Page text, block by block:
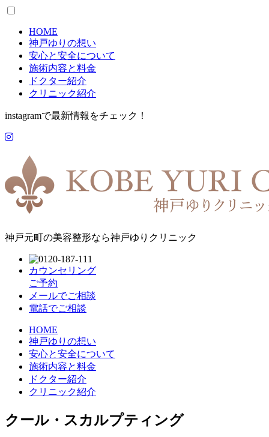
HOME
神戸ゆりの想い
安心と安全について
施術内容と料金
ドクター紹介
クリニック紹介
instagramで最新情報をチェック！
神戸元町の美容整形なら神戸ゆりクリニック
カウンセリング
ご予約
メールでご相談
電話でご相談
HOME
神戸ゆりの想い
安心と安全について
施術内容と料金
ドクター紹介
クリニック紹介
クール・スカルプティング